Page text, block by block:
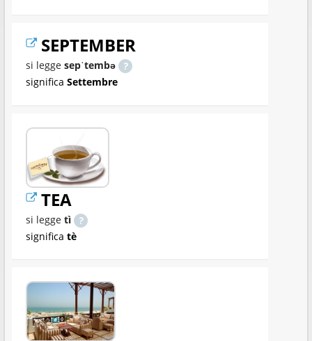
SEPTEMBER
si legge sepˈtembə
significa Settembre
TEA
si legge tì
significa tè